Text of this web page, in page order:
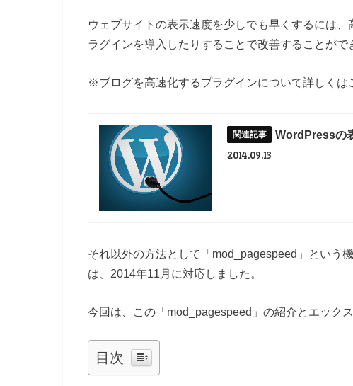
ウェブサイトの表示速度を少しでも早くするには
ラグインを導入したりすることで改善することがで
※ブログを高速化するプラグインについて詳しくは
WordPressの
2014.09.13
それ以外の方法として「mod_pagespeed」という
は、2014年11月に対応しました。
今回は、この「mod_pagespeed」の紹介とエック
目次